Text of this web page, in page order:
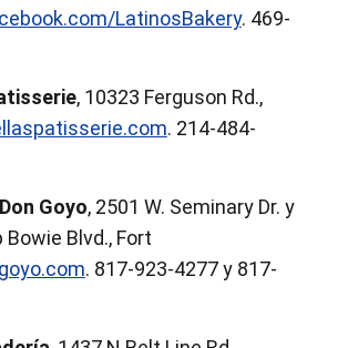
LatinosBakery. 469-
, 10323 Ferguson Rd.,
. 214-484-
Goyo, 2501 W. Seminary Dr. y
Bowie Blvd., Fort
. 817-923-4277 y 817-